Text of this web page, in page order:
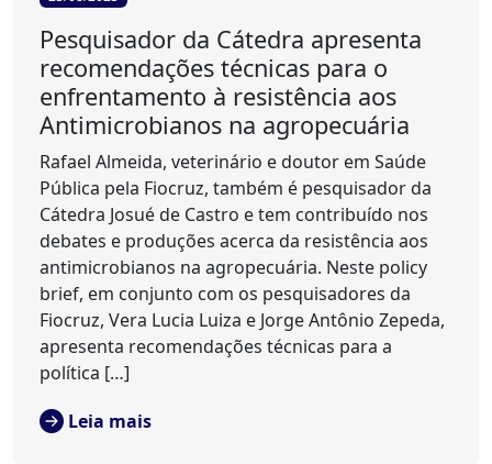
Pesquisador da Cátedra apresenta
recomendações técnicas para o
enfrentamento à resistência aos
Antimicrobianos na agropecuária
Rafael Almeida, veterinário e doutor em Saúde
Pública pela Fiocruz, também é pesquisador da
Cátedra Josué de Castro e tem contribuído nos
debates e produções acerca da resistência aos
antimicrobianos na agropecuária. Neste policy
brief, em conjunto com os pesquisadores da
Fiocruz, Vera Lucia Luiza e Jorge Antônio Zepeda,
apresenta recomendações técnicas para a
política […]
Leia mais